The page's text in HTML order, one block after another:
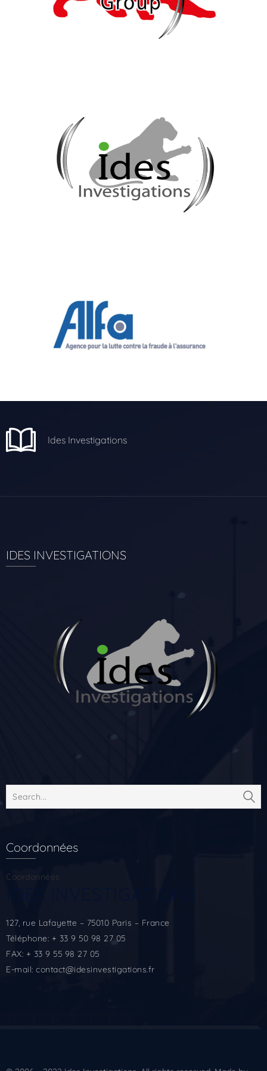
Ides Investigations
IDES INVESTIGATIONS
Coordonnées
Coordonnées
127, rue Lafayette – 75010 Paris – France
Téléphone: + 33 9 50 98 27 05
FAX: + 33 9 55 98 27 05
E-mail: contact@idesinvestigations.fr